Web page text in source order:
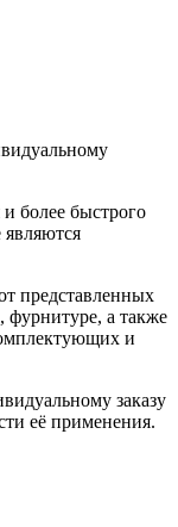
более быстрого
являются
представленных
фурнитуре, а также
и
заказу
её применения.